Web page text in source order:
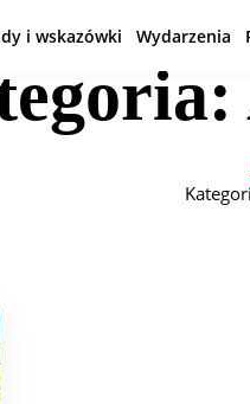
i wskazówki Wydarzenia